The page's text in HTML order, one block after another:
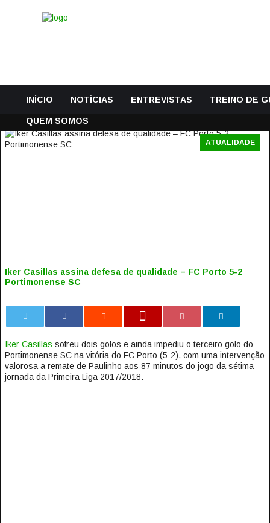
INÍCIO NOTÍCIAS ENTREVISTAS TREINO DE
QUEM SOMOS
ATUALIDADE
Iker Casillas assina defesa de qualidade – FC Porto 5-2
Portimonense SC
Iker Casillas sofreu dois golos e ainda impediu o terceiro golo do
Portimonense SC na vitória do FC Porto (5-2), com uma intervenção
valorosa a remate de Paulinho aos 87 minutos do jogo da sétima
jornada da Primeira Liga 2017/2018.